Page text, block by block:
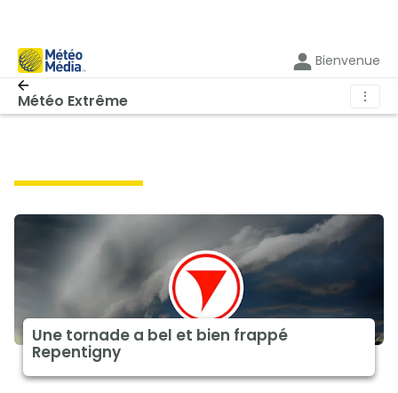
Bienvenue
Météo Extrême ⋮
Une tornade a bel et bien frappé
Repentigny